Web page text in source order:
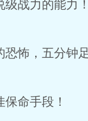
战力的能力！
怖，五分钟
命手段！